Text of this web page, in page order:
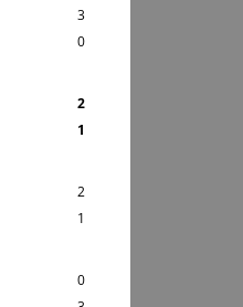
3
0
2
1
2
1
0